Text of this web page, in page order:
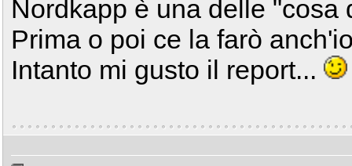
Nordkapp è una delle "cosa
Prima o poi ce la farò
Intanto mi gusto il report...